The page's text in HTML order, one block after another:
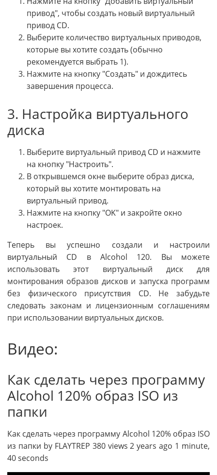
привод", чтобы создать новый виртуальный
привод CD.
Выберите количество виртуальных приводов,
которые вы хотите создать (обычно
рекомендуется выбрать 1).
Нажмите на кнопку "Создать" и дождитесь
завершения процесса.
3. Настройка виртуального
диска
Выберите виртуальный привод CD и нажмите
на кнопку "Настроить".
В открывшемся окне выберите образ диска,
который вы хотите монтировать на
виртуальный привод.
Нажмите на кнопку "OK" и закройте окно
настроек.
Теперь вы успешно создали и настроили
виртуальный CD в Alcohol 120. Вы можете
использовать этот виртуальный диск для
монтирования образов дисков и запуска программ
без физического присутствия CD. Не забудьте
следовать законам и лицензионным соглашениям
при использовании виртуальных дисков.
Видео:
Как сделать через программу
Alcohol 120% образ ISO из
папки
Как сделать через программу Alcohol 120% образ ISO
из папки by FLAYTREP 380 views 2 years ago 1 minute,
40 seconds